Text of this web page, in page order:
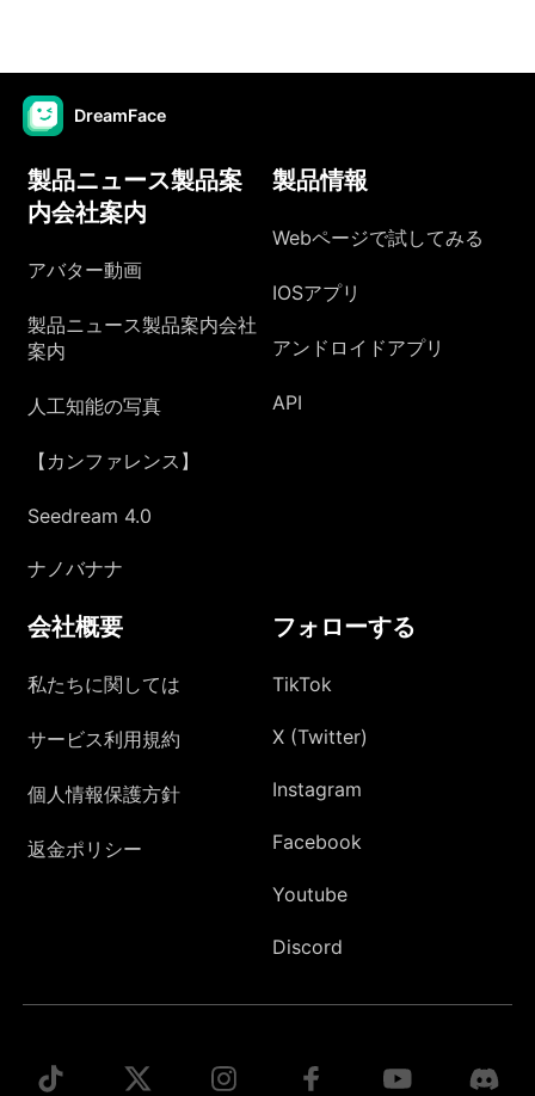
DreamFace
製品ニュース製品案
内会社案内
アバター動画
製品ニュース製品案内会社
案内
人工知能の写真
【カンファレンス】
Seedream 4.0
ナノバナナ
製品情報
Webページで試してみる
IOSアプリ
アンドロイドアプリ
API
会社概要
私たちに関しては
サービス利用規約
個人情報保護方針
返金ポリシー
フォローする
TikTok
X (Twitter)
Instagram
Facebook
Youtube
Discord